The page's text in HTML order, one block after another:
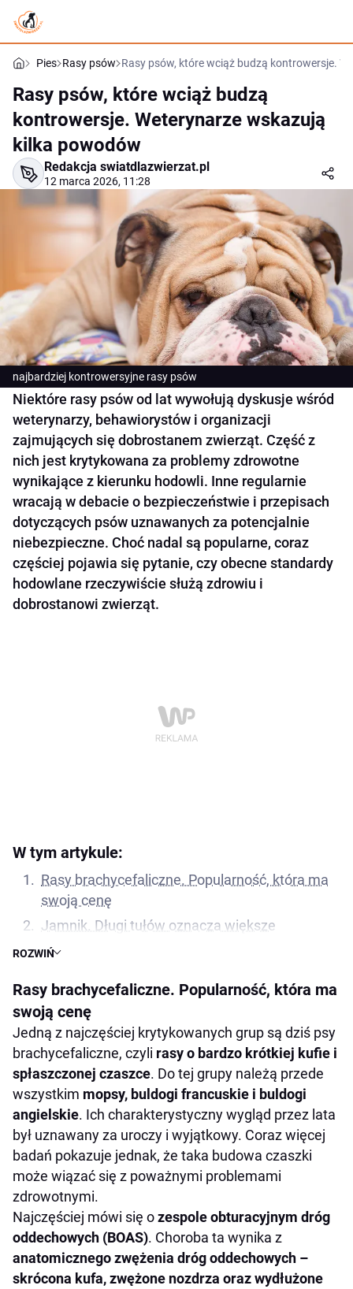
Pies Rasy psów Rasy psów, które wciąż budzą kontrowersje.
Rasy psów, które wciąż budzą
kontrowersje. Weterynarze wskazują
kilka powodów
Redakcja swiatdlazwierzat.pl
12 marca 2026, 11:28
najbardziej kontrowersyjne rasy psów
Niektóre rasy psów od lat wywołują dyskusje wśród
weterynarzy, behawiorystów i organizacji
zajmujących się dobrostanem zwierząt. Część z
nich jest krytykowana za problemy zdrowotne
wynikające z kierunku hodowli. Inne regularnie
wracają w debacie o bezpieczeństwie i przepisach
dotyczących psów uznawanych za potencjalnie
niebezpieczne. Choć nadal są popularne, coraz
częściej pojawia się pytanie, czy obecne standardy
hodowlane rzeczywiście służą zdrowiu i
dobrostanowi zwierząt.
W tym artykule:
ROZWIŃ
Rasy brachycefaliczne. Popularność, która ma
swoją cenę
Jamnik. Długi tułów oznacza większe
obciążenie kręgosłupa
Rasy objęte ograniczeniami w wielu krajach
Dlaczego te rasy psów wciąż budzą tyle emocji
Źródła
Rasy brachycefaliczne. Popularność, która ma
swoją cenę
Jedną z najczęściej krytykowanych grup są dziś psy
brachycefaliczne, czyli rasy o bardzo krótkiej kufie i
spłaszczonej czaszce. Do tej grupy należą przede
wszystkim mopsy, buldogi francuskie i buldogi
angielskie. Ich charakterystyczny wygląd przez lata
był uznawany za uroczy i wyjątkowy. Coraz więcej
badań pokazuje jednak, że taka budowa czaszki
może wiązać się z poważnymi problemami
zdrowotnymi.
Najczęściej mówi się ozespole obturacyjnym dróg
oddechowych (BOAS). Choroba ta wynika z
anatomicznego zwężenia dróg oddechowych –
skrócona kufa, zwężone nozdrza oraz wydłużone